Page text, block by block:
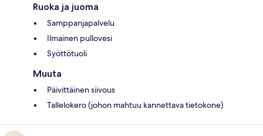
Ruoka ja juoma
Samppanjapalvelu
Ilmainen pullovesi
Syöttötuoli
Muuta
Päivittäinen siivous
Tallelokero (johon mahtuu kannettava tietokone)